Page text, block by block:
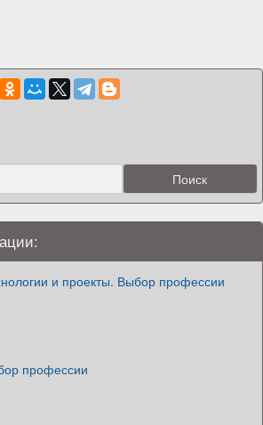
и проекты. Выбор профессии
профессии